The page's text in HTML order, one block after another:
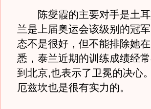
陈燮霞的主要对手是土耳
兰是上届奥运会该级别的冠
态不是很好，但不能排除她
悉，泰兰近期的训练成绩经
到北京,也表示了卫冕的决心
厄兹坎也是很有实力的。